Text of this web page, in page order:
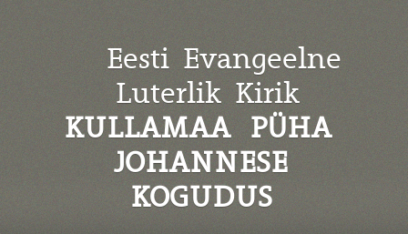
Eesti Evangeelne
Luterlik Kirik
KULLAMAA PÜHA
JOHANNESE
KOGUDUS